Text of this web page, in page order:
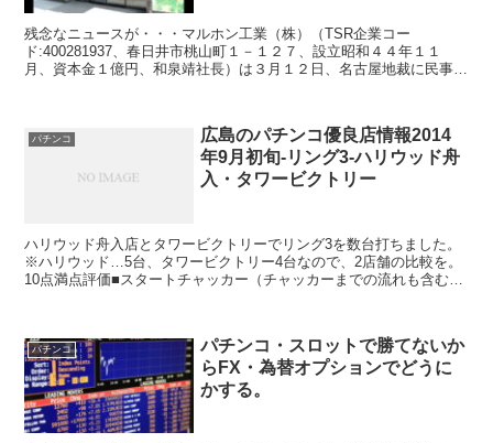
残念なニュースが・・・マルホン工業（株）（TSR企業コー
ド:400281937、春日井市桃山町１－１２７、設立昭和４４年１１
月、資本金１億円、和泉靖社長）は３月１２日、名古屋地裁に民事再
パチンコ
広島のパチンコ優良店情報2014
年9月初旬-リング3-ハリウッド舟
入・タワービクトリー
ハリウッド舟入店とタワービクトリーでリング3を数台打ちました。
※ハリウッド…5台、タワービクトリー4台なので、2店舗の比較を。
10点満点評価■スタートチャッカー（チャッカーまでの流れも含む）
パチンコ
パチンコ・スロットで勝てないか
らFX・為替オプションでどうに
かする。